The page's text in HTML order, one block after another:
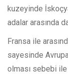
kuzeyinde
adalar arasında
Fransa ile
sayesinde
olması sebebi